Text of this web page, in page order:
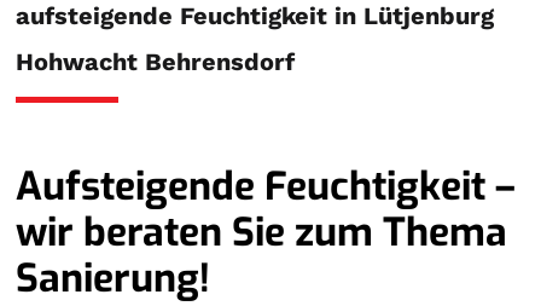
aufsteigende Feuchtigkeit in Lütjenburg
Hohwacht Behrensdorf
Aufsteigende Feuchtigkeit –
wir beraten Sie zum Thema
Sanierung!